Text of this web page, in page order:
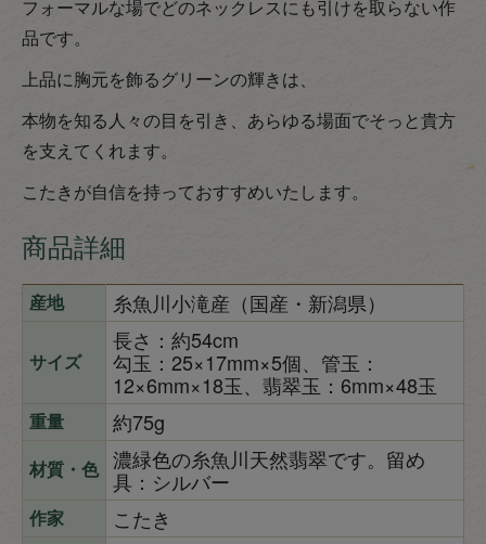
フォーマルな場でどのネックレスにも引けを取らない作
品です。
上品に胸元を飾るグリーンの輝きは、
本物を知る人々の目を引き、あらゆる場面でそっと貴方
を支えてくれます。
こたきが自信を持っておすすめいたします。
商品詳細
産地 糸魚川小滝産（国産・新潟県）
サイズ
長さ：約54cm
勾玉：25×17mm×5個、管玉：
12×6mm×18玉、翡翠玉：6mm×48玉
重量 約75g
材質・色
濃緑色の糸魚川天然翡翠です。留め
具：シルバー
作家 こたき